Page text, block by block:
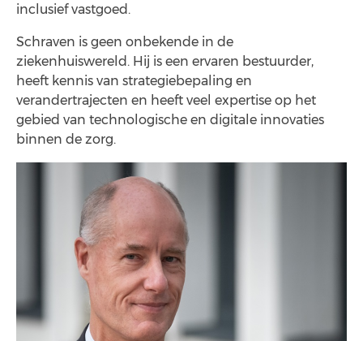
inclusief vastgoed.
Schraven is geen onbekende in de
ziekenhuiswereld. Hij is een ervaren bestuurder,
heeft kennis van strategiebepaling en
verandertrajecten en heeft veel expertise op het
gebied van technologische en digitale innovaties
binnen de zorg.